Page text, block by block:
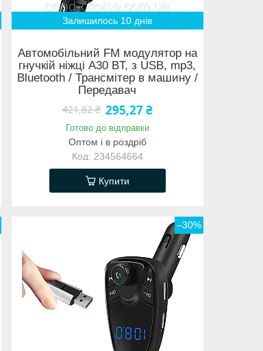
Залишилось 10 днів
Автомобільний FM модулятор на
гнучкій ніжці A30 BT, з USB, mp3,
Bluetooth / Трансмітер в машину /
Передавач
421,82 ₴ 295,27 ₴
Готово до відправки
Оптом і в роздріб
234564664
Купити
–30%